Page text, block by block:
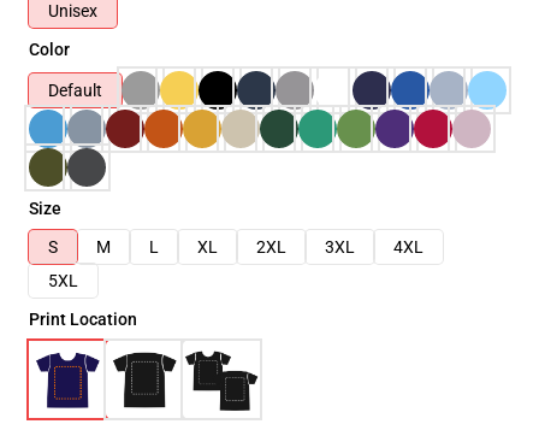
Unisex
Color
Default
Size
S
M L XL 2XL 3XL
4XL
5XL
Print Location